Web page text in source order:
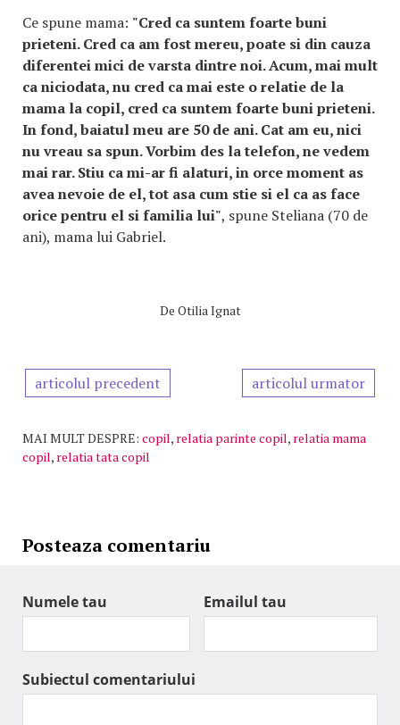
Ce spune mama: "Cred ca suntem foarte buni
prieteni. Cred ca am fost mereu, poate si din cauza
diferentei mici de varsta dintre noi. Acum, mai mult
ca niciodata, nu cred ca mai este o relatie de la
mama la copil, cred ca suntem foarte buni prieteni.
In fond, baiatul meu are 50 de ani. Cat am eu, nici
nu vreau sa spun. Vorbim des la telefon, ne vedem
mai rar. Stiu ca mi-ar fi alaturi, in orce moment as
avea nevoie de el, tot asa cum stie si el ca as face
orice pentru el si familia lui", spune Steliana (70 de
ani), mama lui Gabriel.
De Otilia Ignat
articolul precedent articolul urmator
MAI MULT DESPRE: copil, relatia parinte copil, relatia mama
copil, relatia tata copil
Posteaza comentariu
Numele tau Emailul tau
Subiectul comentariului